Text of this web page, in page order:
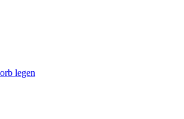
legen